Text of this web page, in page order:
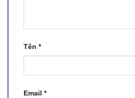
Tên *
Email *